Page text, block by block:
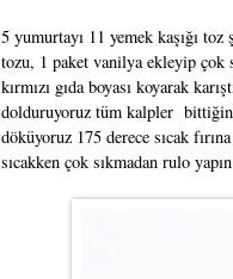
5 yumurtayı 11 yemek kaşığı
tozu, 1 paket vanilya ekleyip çok
kırmızı gıda boyası koyarak
dolduruyoruz tüm kalpler
döküyoruz 175 derece sıcak
sıcakken çok sıkmadan rulo